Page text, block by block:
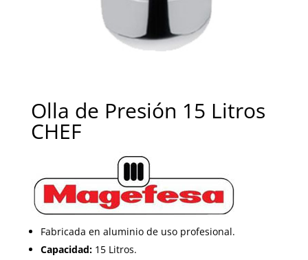
Olla de Presión 15 Litros
CHEF
Fabricada en aluminio de uso profesional.
Capacidad:15 Litros.